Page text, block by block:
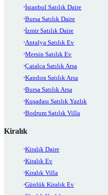
İstanbul Satılık Daire
Bursa Satılık Daire
İzmir Satılık Daire
Antalya Satılık Ev
Mersin Satılık Ev
Çatalca Satılık Arsa
Kandıra Satılık Arsa
Bursa Satılık Arsa
Kuşadası Satılık Yazlık
Bodrum Satılık Villa
Kiralık
Kiralık Daire
Kiralık Ev
Kiralık Villa
Günlük Kiralık Ev